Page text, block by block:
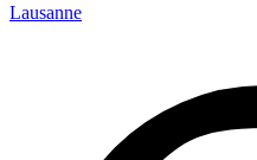
Lausanne